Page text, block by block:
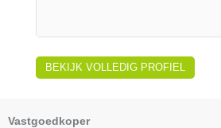
BEKIJK VOLLEDIG PROFIEL
Vastgoedkoper